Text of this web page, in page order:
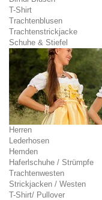
T-Shirt
Trachtenblusen
Trachtenstrickjacke
Schuhe & Stiefel
Herren
Lederhosen
Hemden
Haferlschuhe / Strümpfe
Trachtenwesten
Strickjacken / Westen
T-Shirt/ Pullover